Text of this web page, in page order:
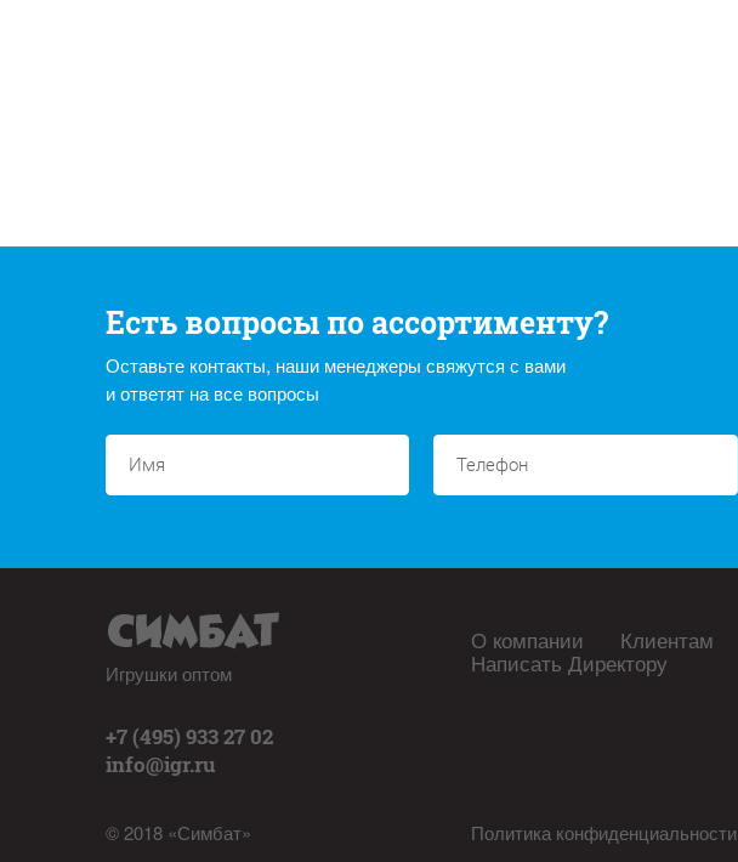
Есть вопросы по ассортименту?
Оставьте контакты, наши менеджеры свяжутся с вами
и ответят на все вопросы
Игрушки оптом
+7 (495) 933 27 02
info@igr.ru
© 2018 «Симбат»
О компании Клиентам
Написать Директору
Политика конфиденциальности